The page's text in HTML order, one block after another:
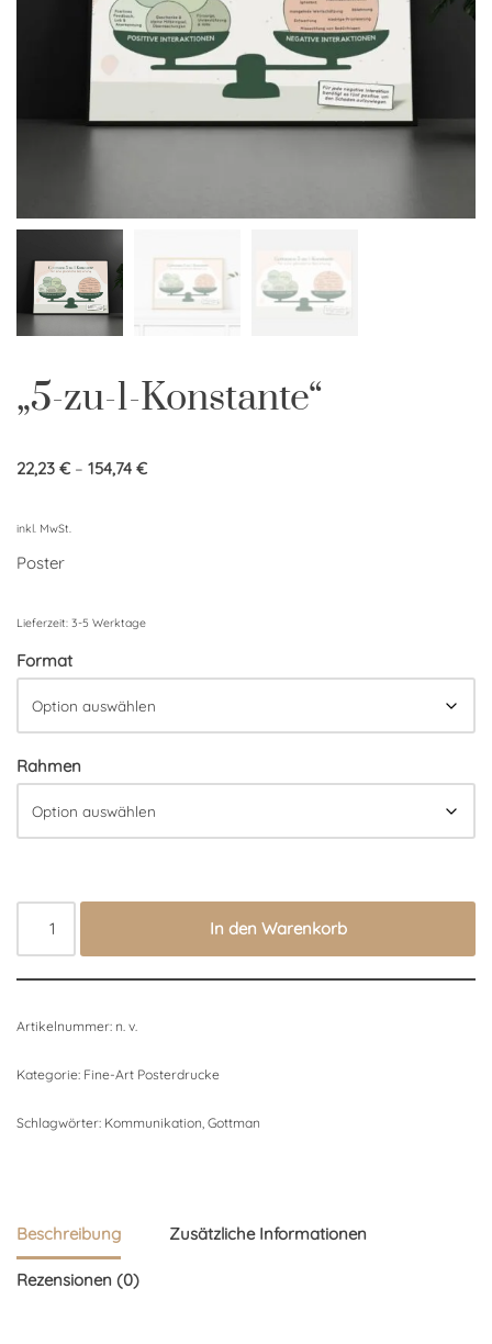
„5-zu-1-Konstante“
22,23 € – 154,74 €
inkl. MwSt.
Poster
Lieferzeit: 3-5 Werktage
Format
Rahmen
In den Warenkorb
Artikelnummer: n. v.
Kategorie: Fine-Art Posterdrucke
Schlagwörter: Kommunikation Gottman
Beschreibung Zusätzliche Informationen
Rezensionen (0)